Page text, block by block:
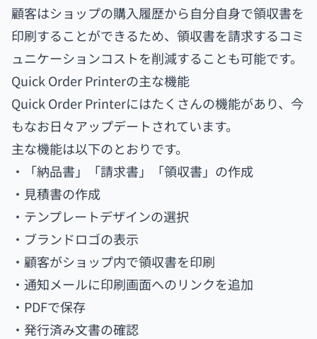
顧客はショップの購入履歴から自分自身で領収書を
印刷することができるため、領収書を請求するコミ
ュニケーションコストを削減することも可能です。
Quick Order Printerの主な機能
Quick Order Printerにはたくさんの機能があり、今
もなお日々アップデートされています。
主な機能は以下のとおりです。
・「納品書」「請求書」「領収書」の作成
・見積書の作成
・テンプレートデザインの選択
・ブランドロゴの表示
・顧客がショップ内で領収書を印刷
・通知メールに印刷画面へのリンクを追加
・PDFで保存
・発行済み文書の確認